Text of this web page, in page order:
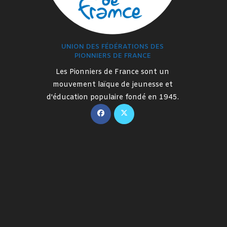
UNION DES FÉDÉRATIONS DES
PIONNIERS DE FRANCE
Les Pionniers de France sont un
mouvement laïque de jeunesse et
d'éducation populaire fondé en 1945.
S’ouvre
dans
S’ouvre